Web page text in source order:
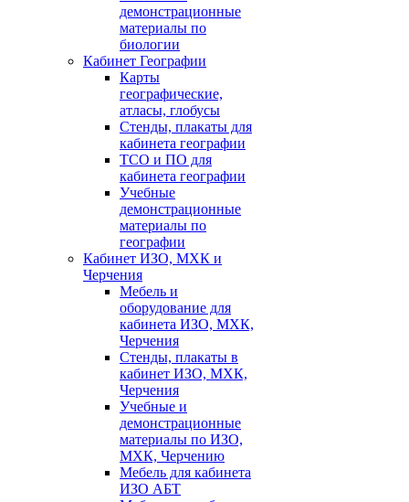
демонстрационные
материалы по
биологии
Кабинет Географии
Карты
географические,
атласы, глобусы
Стенды, плакаты для
кабинета географии
ТСО и ПО для
кабинета географии
Учебные
демонстрационные
материалы по
географии
Кабинет ИЗО, МХК и
Черчения
Мебель и
оборудование для
кабинета ИЗО, МХК,
Черчения
Стенды, плакаты в
кабинет ИЗО, МХК,
Черчения
Учебные и
демонстрационные
материалы по ИЗО,
МХК, Черчению
Мебель для кабинета
ИЗО АБТ